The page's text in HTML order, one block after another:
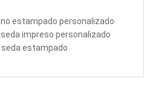
estampado personalizado
impreso personalizado
seda estampado